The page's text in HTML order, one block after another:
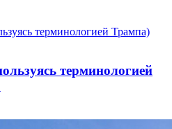
терминологией